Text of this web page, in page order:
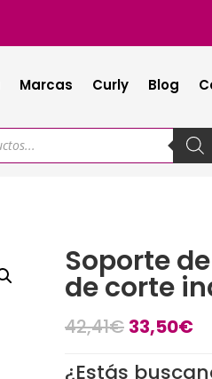
Marcas Curly Blog
Soporte
de corte
42,41€ 33,50€
¿Estás